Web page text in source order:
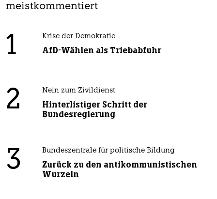
meistkommentiert
1 Krise der Demokratie
AfD-Wählen als Triebabfuhr
2 Nein zum Zivildienst
Hinterlistiger Schritt der
Bundesregierung
3 Bundeszentrale für politische Bildung
Zurück zu den antikommunistischen
Wurzeln